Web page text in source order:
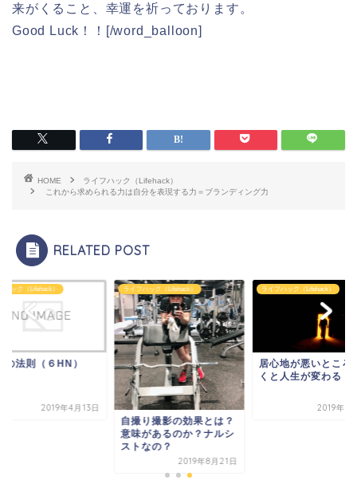
来がくること、幸運を祈っております。
Good Luck！！[/word_balloon]
HOME
ライフハック（Lifehack）
これから求められる力は自分を表現する力＝ブランディング力
RELATED POST
ハック（Lifehack）
の法則（６HN）
2019年4月13日
ライフハック（Lifehack）
自撮り撮影の効果とは？
意味があるのか？ナルシ
ストなの？
2019年8月21日
ライフハック（Lifehack）
居心地が悪いところ
くと人生が変わる
2019年8